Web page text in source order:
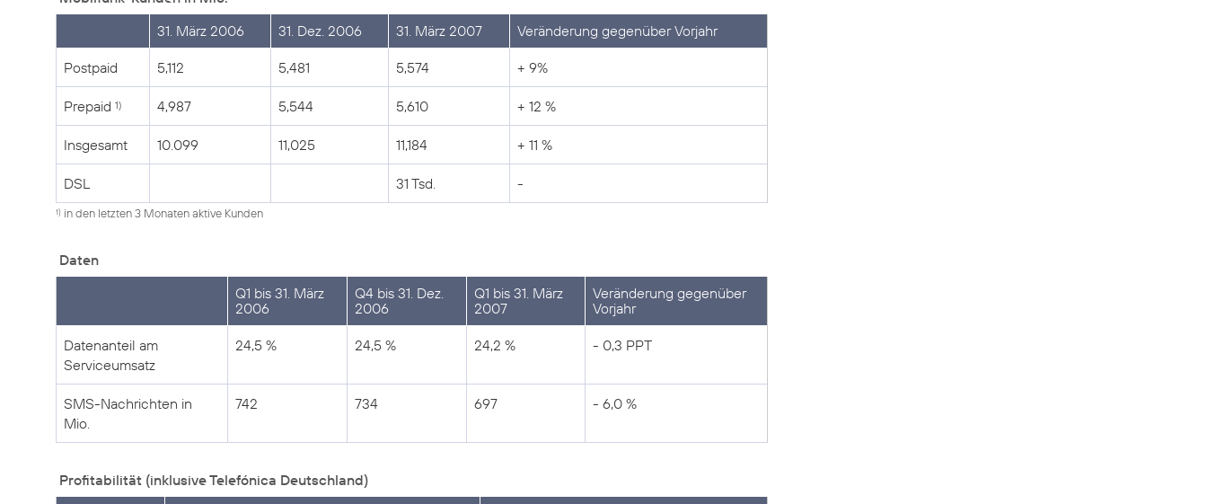
31. März 2006
31. Dez. 2006 31. März 2007 Veränderung gegenüber Vorjahr
Postpaid 5,112 5,481 5,574 + 9%
Prepaid 1) 4,987 5,544 5,610 + 12 %
Insgesamt 10.099 11,025 11,184 + 11 %
DSL 31 Tsd. -
1) in den letzten 3 Monaten aktive Kunden
Daten
Q1 bis 31. März
2006
Q4 bis 31. Dez.
2006
Q1 bis 31. März
2007
Veränderung gegenüber
Vorjahr
Datenanteil am
Serviceumsatz
24,5 % 24,5 % 24,2 % - 0,3 PPT
SMS-Nachrichten in
Mio.
742 734 697 - 6,0 %
Profitabilität (inklusive Telefónica Deutschland)